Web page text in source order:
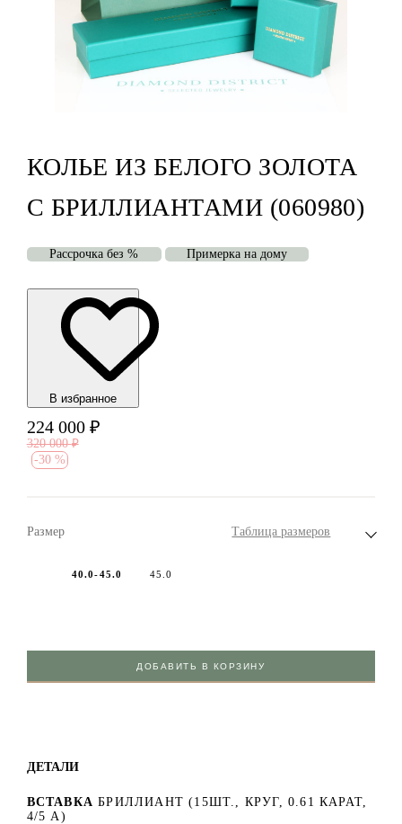
КОЛЬЕ ИЗ БЕЛОГО ЗОЛОТА
С БРИЛЛИАНТАМИ (060980)
Рассрочка без % Примерка на дому
В избранноe
224 000 ₽
320 000 ₽
-30 %
Размер Таблица размеров
40.0-45.0 45.0
ДОБАВИТЬ В КОРЗИНУ
ДЕТАЛИ
ВСТАВКА БРИЛЛИАНТ (15ШТ., КРУГ, 0.61 КАРАТ,
4/5 А)